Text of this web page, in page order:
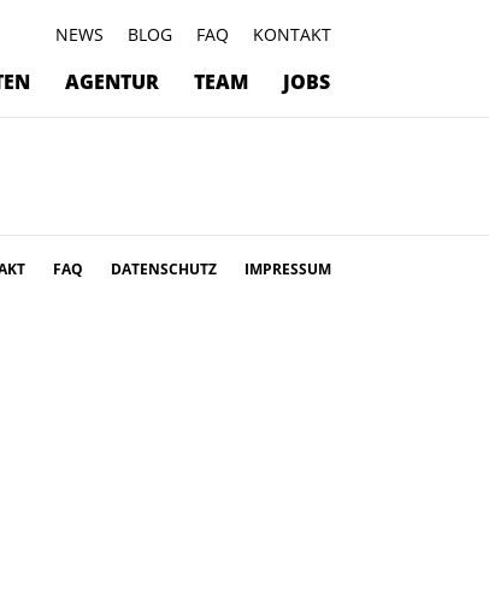
KONTAKT
FAQ
BLOG
NEWS
AGENTUR TEAM JOBS
FAQ DATENSCHUTZ IMPRESSUM